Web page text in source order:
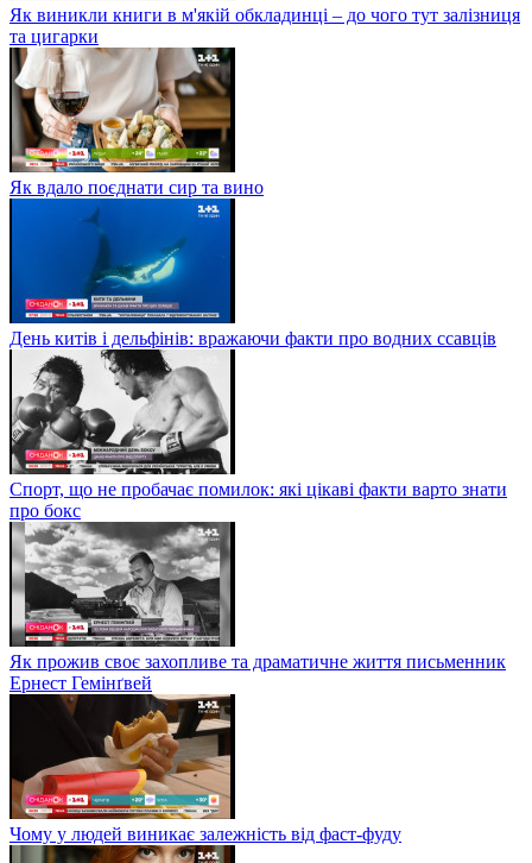
Як виникли книги в м'якій обкладинці – до чого тут залізниця
та цигарки
Як вдало поєднати сир та вино
День китів і дельфінів: вражаючи факти про водних ссавців
Спорт, що не пробачає помилок: які цікаві факти варто знати
про бокс
Як прожив своє захопливе та драматичне життя письменник
Ернест Гемінґвей
Чому у людей виникає залежність від фаст-фуду